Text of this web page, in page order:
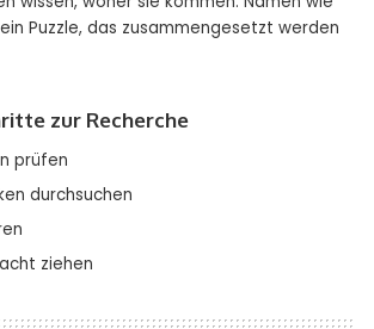
Puzzle, das zusammengesetzt werden
zur Recherche
prüfen
durchsuchen
ziehen